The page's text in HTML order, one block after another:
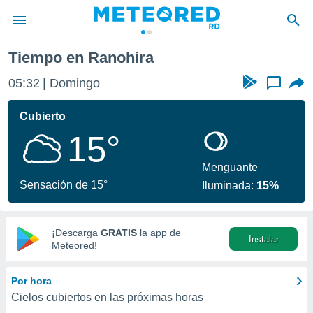
de
ha sido
que se
calidad.
a este
las
y
digital
basada
Tiempo en Ranohira
05:32 Domingo ...
Cubierto
15°
Sensación de 15°
Menguante
Iluminada: 15%
¡Descarga GRATIS la app de
Meteored!
Instalar
Por hora
Cielos cubiertos en las próximas horas